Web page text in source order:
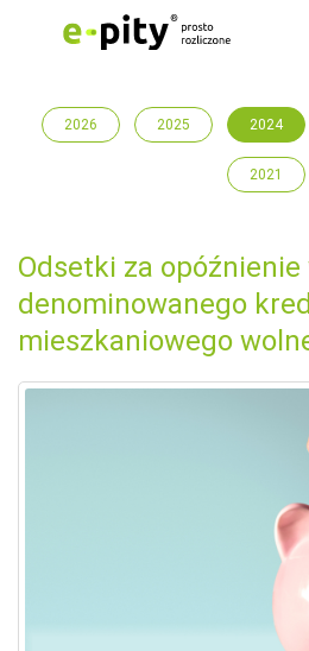
2026 2025 2024
2021
Odsetki za
denominowanego
mieszkaniowego